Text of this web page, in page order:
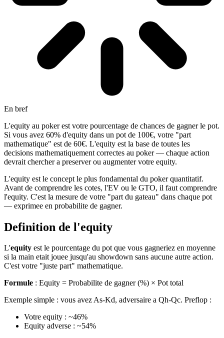
En bref
L'equity au poker est votre pourcentage de chances de gagner le pot.
Si vous avez 60% d'equity dans un pot de 100€, votre "part
mathematique" est de 60€. L'equity est la base de toutes les
decisions mathematiquement correctes au poker — chaque action
devrait chercher a preserver ou augmenter votre equity.
L'equity est le concept le plus fondamental du poker quantitatif.
Avant de comprendre les cotes, l'EV ou le GTO, il faut comprendre
l'equity. C'est la mesure de votre "part du gateau" dans chaque pot
— exprimee en probabilite de gagner.
Definition de l'equity
L'equity est le pourcentage du pot que vous gagneriez en moyenne
si la main etait jouee jusqu'au showdown sans aucune autre action.
C'est votre "juste part" mathematique.
Formule : Equity = Probabilite de gagner (%) × Pot total
Exemple simple : vous avez As-Kd, adversaire a Qh-Qc. Preflop :
Votre equity : ~46%
Equity adverse : ~54%